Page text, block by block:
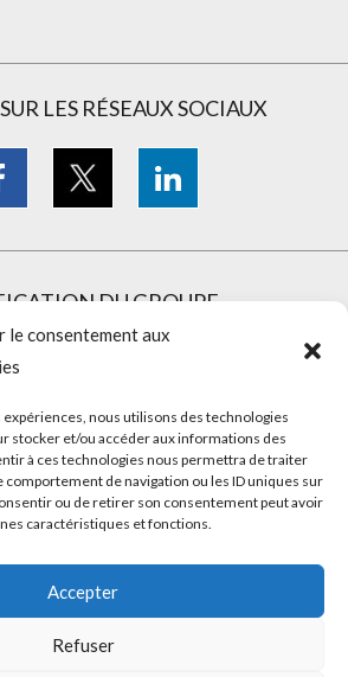
le consentement aux
nous utilisons des technologies
stocker et/ou accéder aux informations des
à ces technologies nous permettra de traiter
comportement de navigation ou les ID uniques sur
ou de retirer son consentement peut avoir
caractéristiques et fonctions.
Accepter
Refuser
LES RÉSEAUX SOCIAUX
DU GROUPE
Conditions générales d'utilisation -